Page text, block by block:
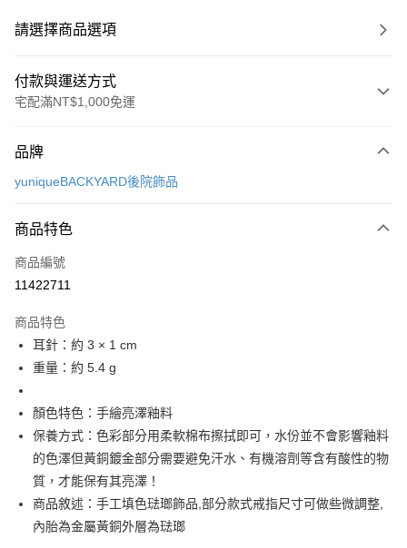
請選擇商品選項
付款與運送方式
宅配滿NT$1,000免運
信用卡一次付款
3 期 0 利率 每期
合作金庫商業銀行
上海商業儲蓄銀行
臺灣中小企業銀行
匯豐（台灣）商業銀行
聯邦商業銀行
玉山商業銀行
台灣樂天信用卡公司
合作金庫商業銀行
上海商業儲蓄銀行
國泰世華商業銀行
匯豐（台灣）商業銀行
元大商業銀行
玉山商業銀行
星展（台灣）商業銀行
台新國際商業銀行
中國信託商業銀行
LINE Pay
Apple Pay
悠遊付
Google Pay
全盈+PAY
ATM付款
運送方式
付款後全家取貨
品牌
yuniqueBACKYARD後院飾品
商品特色
商品編號
11422711
商品特色
耳針：約 3 × 1 cm
重量：約 5.4 g
顏色特色：手繪亮澤釉料
保養方式：色彩部分用柔軟棉布擦拭即可，水份並不會影響釉料
的色澤但黃銅鍍金部分需要避免汗水、有機溶劑等含有酸性的物
質，才能保有其亮澤！
商品敘述：手工填色琺瑯飾品,部分款式戒指尺寸可做些微調整,
內胎為金屬黃銅外層為琺瑯